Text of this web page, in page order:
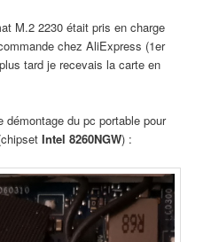
M.2 2230 était pris en charge
chez AliExpress (1er
tard je recevais la carte en
du pc portable pour
Intel 8260NGW) :